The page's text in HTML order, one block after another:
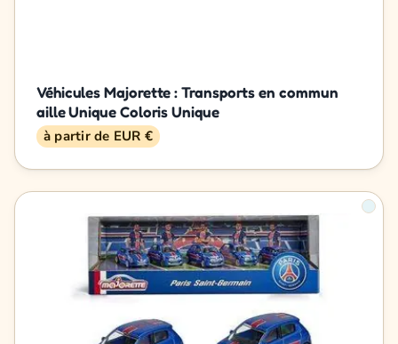
Véhicules Majorette : Transports en commun
aille Unique Coloris Unique
à partir de EUR €